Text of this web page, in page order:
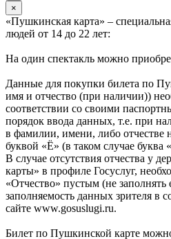
×
«Пушкинская карта» –
людей от 14 до 22 лет:
На один спектакль можно
Данные для покупки билета по
имя и отчество (при наличии))
соответствии со своими
порядок ввода данных, т.е. при
в фамилии, имени, либо отчестве
буквой «Ё» (в таком случае буква
В случае отсутствия отчества у
карты» в профиле Госуслуг,
«Отчество» пустым (не заполнять
заполняемость данных зрителя в
сайте www.gosuslugi.ru.
Билет по Пушкинской карте